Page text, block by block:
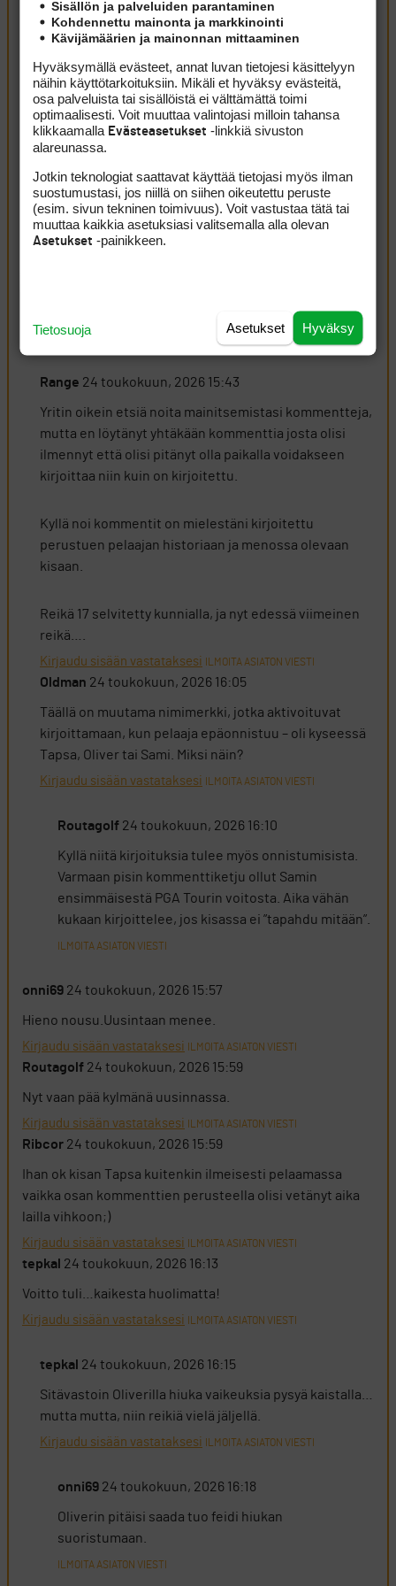
Hieno nousu ”kuopasta”. Hyvä Tapsa.
Kirjaudu sisään vastataksesi ILMOITA ASIATON VIESTI
onni69 24 toukokuun, 2026 15:12
Oho,eagle tärähti.Nyt loppukiri niin hyvä vielä tulee.
Kirjaudu sisään vastataksesi ILMOITA ASIATON VIESTI
ruukku 24 toukokuun, 2026 15:28
Täällä on taas yllättävän paljon kommentoijia, jotka ovat
olleet Tanskassa seuraamassa peliä. Se on tietysti totta,
että ei Pulkkanen on useamman kerran aikaisemmin
pelannut huonon viimeisen kierroksen silloin kuin on
Kirjaudu sisään vastataksesi ILMOITA ASIATON VIESTI
Range 24 toukokuun, 2026 15:43
Yritin oikein etsiä noita mainitsemistasi kommentteja,
mutta en löytänyt yhtäkään kommenttia josta olisi
ilmennyt että olisi pitänyt olla paikalla voidakseen
kirjoittaa niin kuin on kirjoitettu.
Kyllä noi kommentit on mielestäni kirjoitettu
perustuen pelaajan historiaan ja menossa olevaan
kisaan.
Reikä 17 selvitetty kunnialla, ja nyt edessä viimeinen
reikä….
Kirjaudu sisään vastataksesi ILMOITA ASIATON VIESTI
Oldman 24 toukokuun, 2026 16:05
Täällä on muutama nimimerkki, jotka aktivoituvat
kirjoittamaan, kun pelaaja epäonnistuu – oli kyseessä
Tapsa, Oliver tai Sami. Miksi näin?
Kirjaudu sisään vastataksesi ILMOITA ASIATON VIESTI
Routagolf 24 toukokuun, 2026 16:10
Kyllä niitä kirjoituksia tulee myös onnistumisista.
Varmaan pisin kommenttiketju ollut Samin
ensimmäisestä PGA Tourin voitosta. Aika vähän
kukaan kirjoittelee, jos kisassa ei ”tapahdu mitään”.
ILMOITA ASIATON VIESTI
onni69 24 toukokuun, 2026 15:57
Hieno nousu.Uusintaan menee.
Kirjaudu sisään vastataksesi ILMOITA ASIATON VIESTI
Routagolf 24 toukokuun, 2026 15:59
Nyt vaan pää kylmänä uusinnassa.
Kirjaudu sisään vastataksesi ILMOITA ASIATON VIESTI
Ribcor 24 toukokuun, 2026 15:59
Ihan ok kisan Tapsa kuitenkin ilmeisesti pelaamassa
vaikka osan kommenttien perusteella olisi vetänyt aika
lailla vihkoon;)
Kirjaudu sisään vastataksesi ILMOITA ASIATON VIESTI
tepkal 24 toukokuun, 2026 16:13
Voitto tuli…kaikesta huolimatta!
Kirjaudu sisään vastataksesi ILMOITA ASIATON VIESTI
tepkal 24 toukokuun, 2026 16:15
Sitävastoin Oliverilla hiuka vaikeuksia pysyä kaistalla…
mutta mutta, niin reikiä vielä jäljellä.
Kirjaudu sisään vastataksesi ILMOITA ASIATON VIESTI
onni69 24 toukokuun, 2026 16:18
Oliverin pitäisi saada tuo feidi hiukan
suoristumaan.
ILMOITA ASIATON VIESTI
Sisällön ja palveluiden parantaminen
Kohdennettu mainonta ja markkinointi
Kävijämäärien ja mainonnan mittaaminen
Hyväksymällä evästeet, annat luvan tietojesi käsittelyyn
näihin käyttötarkoituksiin. Mikäli et hyväksy evästeitä,
osa palveluista tai sisällöistä ei välttämättä toimi
optimaalisesti. Voit muuttaa valintojasi milloin tahansa
klikkaamalla Evästeasetukset -linkkiä sivuston
alareunassa.
Jotkin teknologiat saattavat käyttää tietojasi myös ilman
suostumustasi, jos niillä on siihen oikeutettu peruste
(esim. sivun tekninen toimivuus). Voit vastustaa tätä tai
muuttaa kaikkia asetuksiasi valitsemalla alla olevan
Asetukset -painikkeen.
Hyväksy
Asetukset
Tietosuoja